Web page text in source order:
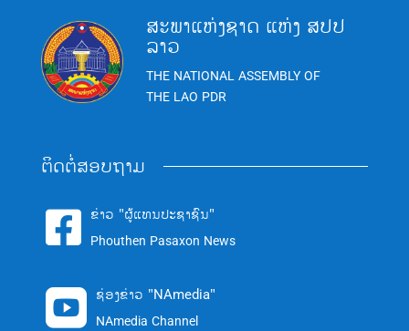
ສະພາແຫ່ງຊາດ ແຫ່ງ ສປປ
ລາວ
THE NATIONAL ASSEMBLY OF
THE LAO PDR
ຕິດຕໍ່ສອບຖາມ
 ຂ່າວ "ຜູ້ແທນປະຊາຊົນ"
Phouthen Pasaxon News
 ຊ່ອງຂ່າວ "NAmedia"
NAmedia Channel